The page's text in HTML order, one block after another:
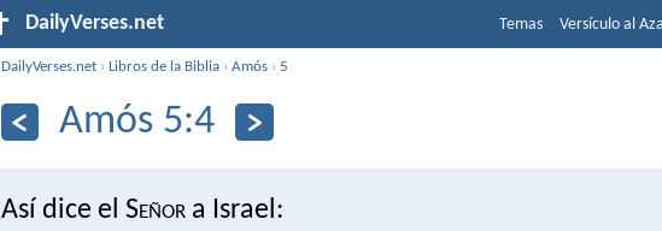
DailyVerses.net Temas Versículo al
DailyVerses.net ›Libros de la Biblia ›Amós ›5
Amós 5:4
Así dice el Señor a Israel: